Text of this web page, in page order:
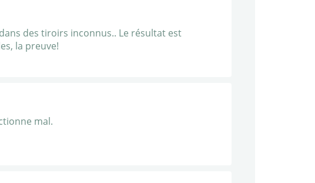
des tiroirs inconnus.. Le résultat est
la preuve!
mal.